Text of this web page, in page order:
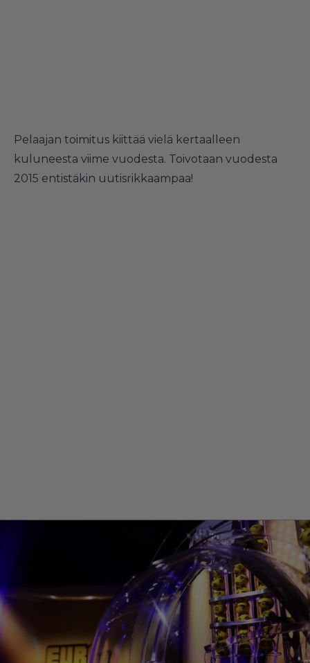
Pelaajan toimitus kiittää vielä kertaalleen
kuluneesta viime vuodesta. Toivotaan vuodesta
2015 entistäkin uutisrikkaampaa!